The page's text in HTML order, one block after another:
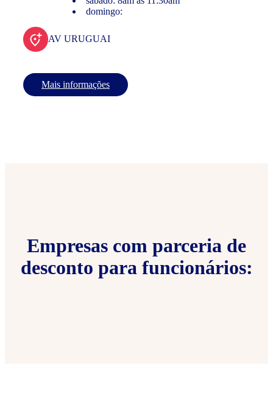
domingo:
AV URUGUAI
Mais informações
Empresas com parceria de
desconto para funcionários: